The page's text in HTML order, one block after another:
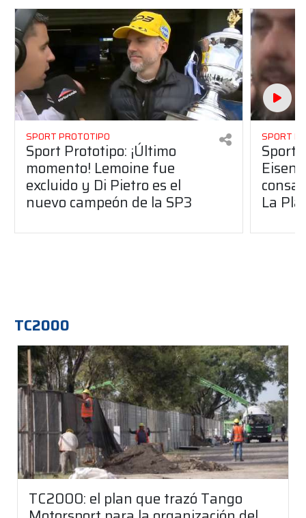
SPORT PROTOTIPO
Sport Prototipo: ¡Último
momento! Lemoine fue
excluido y Di Pietro es el
nuevo campeón de la SP3
SPORT
Sport
La
TC2000
TC2000: el plan que trazó Tango